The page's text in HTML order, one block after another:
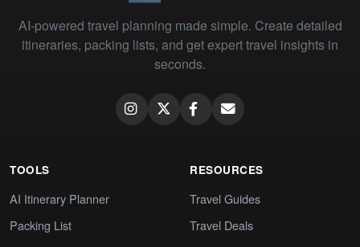
AI-powered travel planning made simple. Create detailed
itineraries, packing lists, and get expert travel insights in
seconds.
TOOLS
AI Itinerary Planner
Packing List
RESOURCES
Travel Guides
Travel Deals